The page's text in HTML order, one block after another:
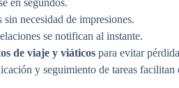
en segundos.
necesidad de impresiones.
se notifican al instante.
de viaje y viáticos para evitar
y seguimiento de tareas facilitan